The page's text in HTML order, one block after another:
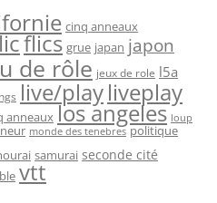
cinq anneaux
flics grue japan japon
de rôle jeux de role l5a
live/playliveplay
anneaux los angeles loup
monde des tenebres politique
samurai seconde cité
vtt